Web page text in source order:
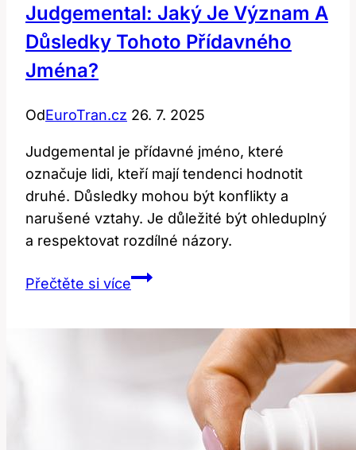
Judgemental: Jaký Je Význam A
Důsledky Tohoto Přídavného
Jména?
OdEuroTran.cz 26. 7. 2025
Judgemental je přídavné jméno, které
označuje lidi, kteří mají tendenci hodnotit
druhé. Důsledky mohou být konflikty a
narušené vztahy. Je důležité být ohleduplný
a respektovat rozdílné názory.
Přečtěte si víceJudgemental:
důsledky
přídavného